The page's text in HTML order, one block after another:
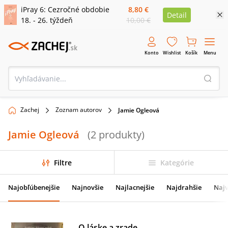
iPray 6: Cezročné obdobie
18. - 26. týždeň
8,80 €
10,00 €
Detail
Konto Wishlist Košík Menu
Zachej Zoznam autorov Jamie Ogleová
Jamie Ogleová (2 produkty)
Filtre Kategórie
Najobľúbenejšie Najnovšie Najlacnejšie Najdrahšie